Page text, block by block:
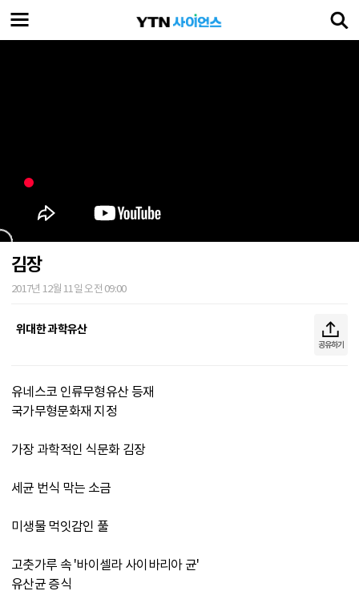
김장
2017년 12월 11일 오전 09:00
위대한 과학유산
공유하기
유네스코 인류무형유산 등재
국가무형문화재 지정
가장 과학적인 식문화 김장
세균 번식 막는 소금
미생물 먹잇감인 풀
고춧가루 속 '바이셀라 사이바리아 균'
유산균 증식